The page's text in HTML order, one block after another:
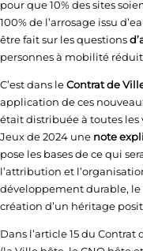
pour que 10% des sites
100% de l’arrosage issu
être fait sur les questions
personnes à mobilité
C’est dans leContrat de
application de ces
était distribuée à toutes les
Jeux de 2024 une note
pose les bases de ce qui
l’attribution et
développement durable, le
création d’un héritage
Dans l’article 15 du